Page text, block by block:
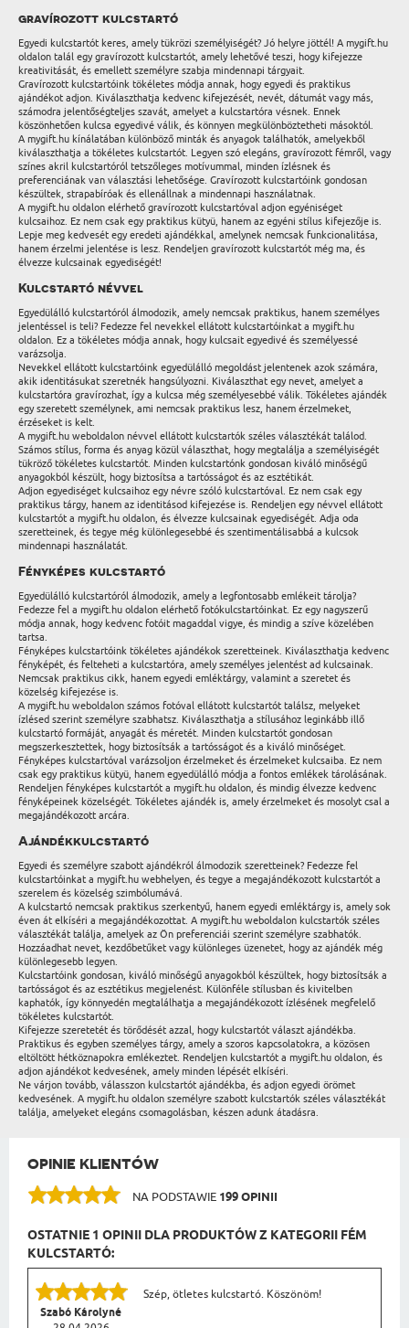
gravírozott kulcstartó
Egyedi kulcstartót keres, amely tükrözi személyiségét? Jó helyre jöttél! A mygift.hu
oldalon talál egy gravírozott kulcstartót, amely lehetővé teszi, hogy kifejezze
kreativitását, és emellett személyre szabja mindennapi tárgyait.
Gravírozott kulcstartóink tökéletes módja annak, hogy egyedi és praktikus
ajándékot adjon. Kiválaszthatja kedvenc kifejezését, nevét, dátumát vagy más,
számodra jelentőségteljes szavát, amelyet a kulcstartóra vésnek. Ennek
köszönhetően kulcsa egyedivé válik, és könnyen megkülönböztetheti másoktól.
A mygift.hu kínálatában különböző minták és anyagok találhatók, amelyekből
kiválaszthatja a tökéletes kulcstartót. Legyen szó elegáns, gravírozott fémről, vagy
színes akril kulcstartóról tetszőleges motívummal, minden ízlésnek és
preferenciának van választási lehetősége. Gravírozott kulcstartóink gondosan
készültek, strapabíróak és ellenállnak a mindennapi használatnak.
A mygift.hu oldalon elérhető gravírozott kulcstartóval adjon egyéniséget
kulcsaihoz. Ez nem csak egy praktikus kütyü, hanem az egyéni stílus kifejezője is.
Lepje meg kedvesét egy eredeti ajándékkal, amelynek nemcsak funkcionalitása,
hanem érzelmi jelentése is lesz. Rendeljen gravírozott kulcstartót még ma, és
élvezze kulcsainak egyediségét!
Kulcstartó névvel
Egyedülálló kulcstartóról álmodozik, amely nemcsak praktikus, hanem személyes
jelentéssel is teli? Fedezze fel nevekkel ellátott kulcstartóinkat a mygift.hu
oldalon. Ez a tökéletes módja annak, hogy kulcsait egyedivé és személyessé
varázsolja.
Nevekkel ellátott kulcstartóink egyedülálló megoldást jelentenek azok számára,
akik identitásukat szeretnék hangsúlyozni. Kiválaszthat egy nevet, amelyet a
kulcstartóra gravírozhat, így a kulcsa még személyesebbé válik. Tökéletes ajándék
egy szeretett személynek, ami nemcsak praktikus lesz, hanem érzelmeket,
érzéseket is kelt.
A mygift.hu weboldalon névvel ellátott kulcstartók széles választékát találod.
Számos stílus, forma és anyag közül választhat, hogy megtalálja a személyiségét
tükröző tökéletes kulcstartót. Minden kulcstartónk gondosan kiváló minőségű
anyagokból készült, hogy biztosítsa a tartósságot és az esztétikát.
Adjon egyediséget kulcsaihoz egy névre szóló kulcstartóval. Ez nem csak egy
praktikus tárgy, hanem az identitásod kifejezése is. Rendeljen egy névvel ellátott
kulcstartót a mygift.hu oldalon, és élvezze kulcsainak egyediségét. Adja oda
szeretteinek, és tegye még különlegesebbé és szentimentálisabbá a kulcsok
mindennapi használatát.
Fényképes kulcstartó
Egyedülálló kulcstartóról álmodozik, amely a legfontosabb emlékeit tárolja?
Fedezze fel a mygift.hu oldalon elérhető fotókulcstartóinkat. Ez egy nagyszerű
módja annak, hogy kedvenc fotóit magaddal vigye, és mindig a szíve közelében
tartsa.
Fényképes kulcstartóink tökéletes ajándékok szeretteinek. Kiválaszthatja kedvenc
fényképét, és felteheti a kulcstartóra, amely személyes jelentést ad kulcsainak.
Nemcsak praktikus cikk, hanem egyedi emléktárgy, valamint a szeretet és
közelség kifejezése is.
A mygift.hu weboldalon számos fotóval ellátott kulcstartót találsz, melyeket
ízlésed szerint személyre szabhatsz. Kiválaszthatja a stílusához leginkább illő
kulcstartó formáját, anyagát és méretét. Minden kulcstartót gondosan
megszerkesztettek, hogy biztosítsák a tartósságot és a kiváló minőséget.
Fényképes kulcstartóval varázsoljon érzelmeket és érzelmeket kulcsaiba. Ez nem
csak egy praktikus kütyü, hanem egyedülálló módja a fontos emlékek tárolásának.
Rendeljen fényképes kulcstartót a mygift.hu oldalon, és mindig élvezze kedvenc
fényképeinek közelségét. Tökéletes ajándék is, amely érzelmeket és mosolyt csal a
megajándékozott arcára.
Ajándékkulcstartó
Egyedi és személyre szabott ajándékról álmodozik szeretteinek? Fedezze fel
kulcstartóinkat a mygift.hu webhelyen, és tegye a megajándékozott kulcstartót a
szerelem és közelség szimbólumává.
A kulcstartó nemcsak praktikus szerkentyű, hanem egyedi emléktárgy is, amely sok
éven át elkíséri a megajándékozottat. A mygift.hu weboldalon kulcstartók széles
választékát találja, amelyek az Ön preferenciái szerint személyre szabhatók.
Hozzáadhat nevet, kezdőbetűket vagy különleges üzenetet, hogy az ajándék még
különlegesebb legyen.
Kulcstartóink gondosan, kiváló minőségű anyagokból készültek, hogy biztosítsák a
tartósságot és az esztétikus megjelenést. Különféle stílusban és kivitelben
kaphatók, így könnyedén megtalálhatja a megajándékozott ízlésének megfelelő
tökéletes kulcstartót.
Kifejezze szeretetét és törődését azzal, hogy kulcstartót választ ajándékba.
Praktikus és egyben személyes tárgy, amely a szoros kapcsolatokra, a közösen
eltöltött hétköznapokra emlékeztet. Rendeljen kulcstartót a mygift.hu oldalon, és
adjon ajándékot kedvesének, amely minden lépését elkíséri.
Ne várjon tovább, válasszon kulcstartót ajándékba, és adjon egyedi örömet
kedvesének. A mygift.hu oldalon személyre szabott kulcstartók széles választékát
találja, amelyeket elegáns csomagolásban, készen adunk átadásra.
OPINIE KLIENTÓW
NA PODSTAWIE 199 OPINII
OSTATNIE 1 OPINII DLA PRODUKTÓW Z KATEGORII FÉM
KULCSTARTÓ:
Szabó Károlyné
Szép, ötletes kulcstartó. Köszönöm!